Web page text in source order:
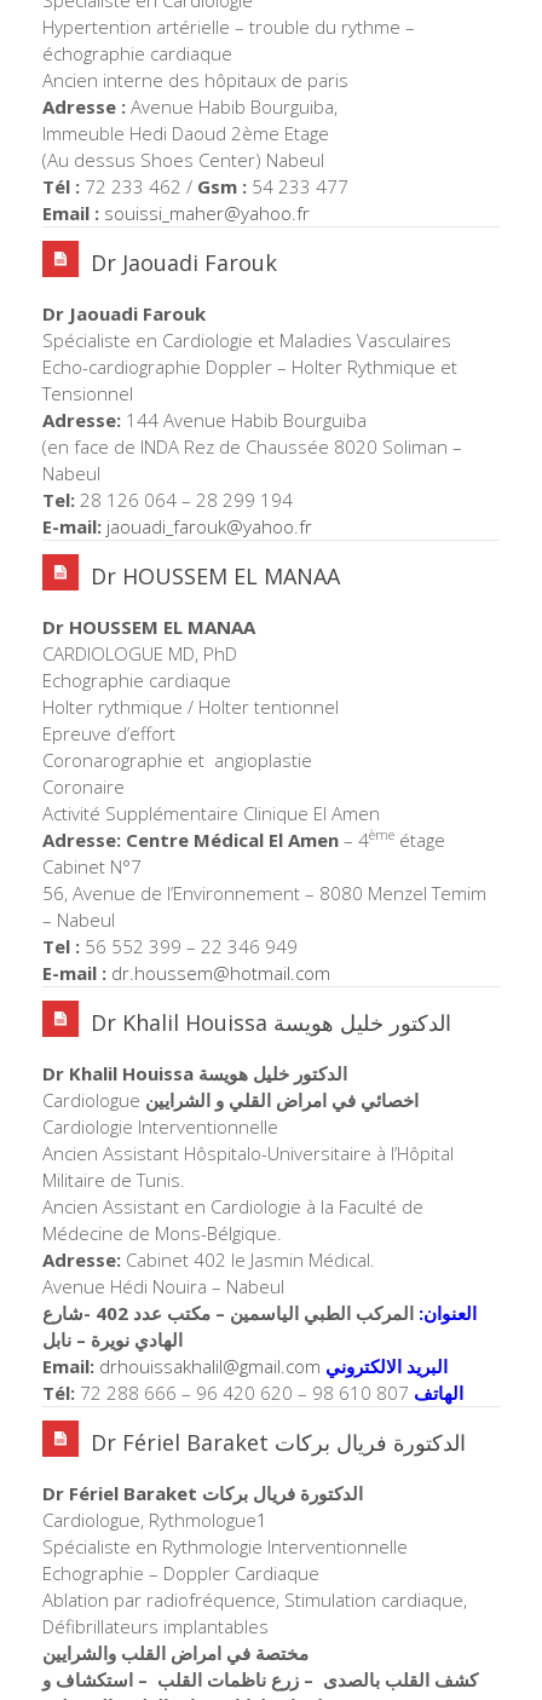
Hypertention artérielle – trouble du rythme –
échographie cardiaque
Ancien interne des hôpitaux de paris
Adresse : Avenue Habib Bourguiba,
Immeuble Hedi Daoud 2ème Etage
(Au dessus Shoes Center) Nabeul
Tél : 72 233 462 / Gsm : 54 233 477
Email : souissi_maher@yahoo.fr
Dr Jaouadi Farouk
Dr Jaouadi Farouk
Spécialiste en Cardiologie et Maladies Vasculaires
Echo-cardiographie Doppler – Holter Rythmique et
Tensionnel
Adresse: 144 Avenue Habib Bourguiba
(en face de INDA Rez de Chaussée 8020 Soliman –
Nabeul
Tel: 28 126 064 – 28 299 194
E-mail: jaouadi_farouk@yahoo. fr
Dr HOUSSEM EL MANAA
Dr HOUSSEM EL MANAA
CARDIOLOGUE MD, PhD
Echographie cardiaque
Holter rythmique / Holter tentionnel
Epreuve d’effort
Coronarographie et angioplastie
Coronaire
Activité Supplémentaire Clinique El Amen
Adresse: Centre Médical El Amen – 4ème étage
Cabinet N°7
56, Avenue de l’Environnement – 8080 Menzel Temim
– Nabeul
Tel : 56 552 399 – 22 346 949
E-mail : dr.houssem@hotmail. com
Dr Khalil Houissa الدكتور خليل هويسة
Dr Khalil Houissa الدكتور خليل هويسة
Cardiologue اخصائي في امراض القلي و الشرايين
Cardiologie Interventionnelle
Ancien Assistant Hôspitalo-Universitaire à l’Hôpital
Militaire de Tunis.
Ancien Assistant en Cardiologie à la Faculté de
Médecine de Mons-Bélgique.
Adresse: Cabinet 402 le Jasmin Médical.
Avenue Hédi Nouira – Nabeul
العنوان:
المركب الطبي الياسمين – مكتب عدد 402 -شارع
الهادي نويرة – نابل
Email: drhouissakhalil@gmail. com البريد الالكتروني
Tél: 72 288 666 – 96 420 620 – 98 610 807 الهاتف
Dr Fériel Baraket الدكتورة فريال بركات
Dr Fériel Baraket الدكتورة فريال بركات
Cardiologue, Rythmologue1
Spécialiste en Rythmologie Interventionnelle
Echographie – Doppler Cardiaque
Ablation par radiofréquence, Stimulation cardiaque,
Défibrillateurs implantables
مختصة في امراض القلب والشرايين
كشف القلب بالصدى – زرع ناظمات القلب – استكشاف و